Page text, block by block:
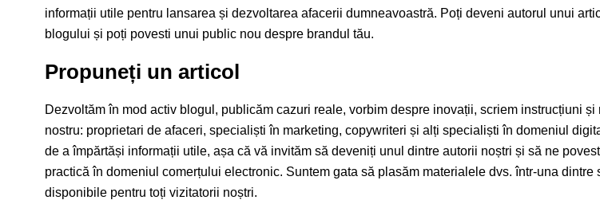
informații utile pentru lansarea și dezvoltarea afacerii dumneavoastră. Poți deveni autorul unui
blogului și poți povesti unui public nou despre brandul tău.
Propuneți un articol
Dezvoltăm în mod activ blogul, publicăm cazuri reale, vorbim despre inovații, scriem instrucțiuni
nostru: proprietari de afaceri, specialiști în marketing, copywriteri și alți specialiști în domeniul
de a împărtăși informații utile, așa că vă invităm să deveniți unul dintre autorii noștri și să ne
practică în domeniul comerțului electronic. Suntem gata să plasăm materialele dvs. într-una
disponibile pentru toți vizitatorii noștri.